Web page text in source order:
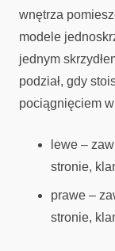
wnętrza
modele
jednym
podział, gdy
pociągnięciem
lewe –
stronie,
prawe –
stronie,